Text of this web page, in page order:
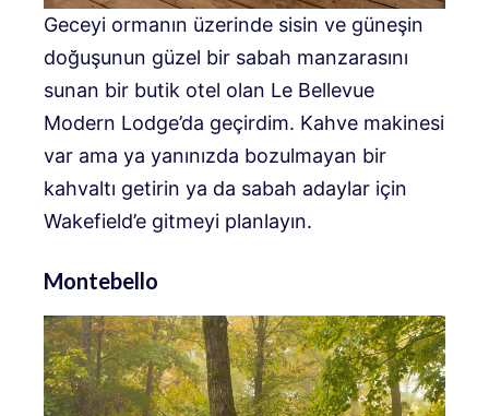
Geceyi ormanın üzerinde sisin ve güneşin
doğuşunun güzel bir sabah manzarasını
sunan bir butik otel olan Le Bellevue
Modern Lodge’da geçirdim. Kahve makinesi
var ama ya yanınızda bozulmayan bir
kahvaltı getirin ya da sabah adaylar için
Wakefield’e gitmeyi planlayın.
Montebello